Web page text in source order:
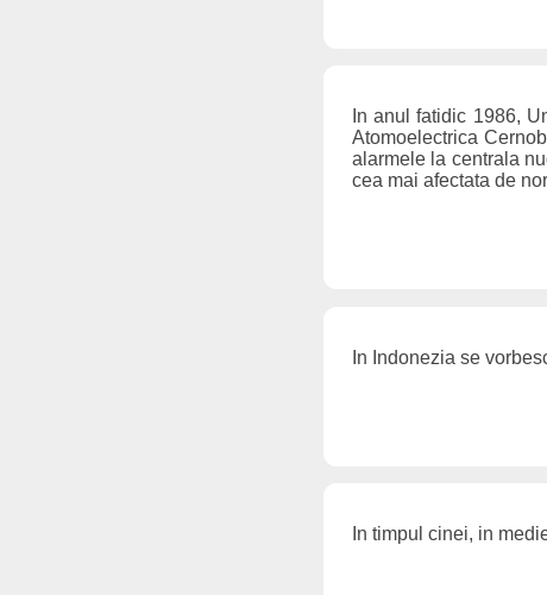
In anul fatidic 1986,
Atomoelectrica
alarmele la centrala
cea mai afectata de
In Indonezia se
In timpul cinei, in